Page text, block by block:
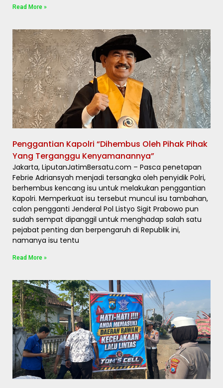
Read More »
Penggantian Kapolri “Dihembus Oleh Pihak Pihak
Yang Terganggu Kenyamanannya”
Jakarta, LiputanJatimBersatu.com – Pasca penetapan
Febrie Adriansyah menjadi tersangka oleh penyidik Polri,
berhembus kencang isu untuk melakukan penggantian
Kapolri. Memperkuat isu tersebut muncul isu tambahan,
calon pengganti Jenderal Pol Listyo Sigit Prabowo pun
sudah sempat dipanggil untuk menghadap salah satu
pejabat penting dan berpengaruh di Republik ini,
namanya isu tentu
Read More »